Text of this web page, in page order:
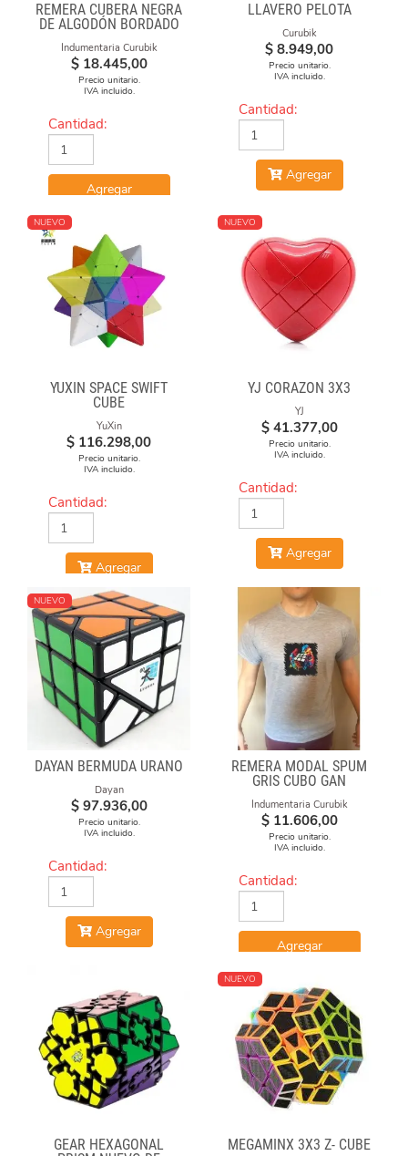
REMERA CUBERA NEGRA
DE ALGODÓN BORDADO
"ARGENTINA CUBEA"
Indumentaria Curubik
$ 18.445,00
Precio unitario.
IVA incluido.
Cantidad:
Agregar
LLAVERO PELOTA
Curubik
$ 8.949,00
Precio unitario.
IVA incluido.
Cantidad:
Agregar
NUEVO
YUXIN SPACE SWIFT
CUBE
YuXin
$ 116.298,00
Precio unitario.
IVA incluido.
Cantidad:
Agregar
NUEVO
YJ CORAZON 3X3
YJ
$ 41.377,00
Precio unitario.
IVA incluido.
Cantidad:
Agregar
NUEVO
DAYAN BERMUDA URANO
Dayan
$ 97.936,00
Precio unitario.
IVA incluido.
Cantidad:
Agregar
REMERA MODAL SPUM
GRIS CUBO GAN
Indumentaria Curubik
$ 11.606,00
Precio unitario.
IVA incluido.
Cantidad:
Agregar
GEAR HEXAGONAL
NUEVO
MEGAMINX 3X3 Z- CUBE